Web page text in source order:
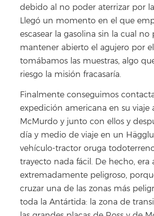
debido al no poder aterrizar por
Llegó un momento en el que
escasear la gasolina sin la cual
mantener abierto el agujero por
tomábamos las muestras, algo
riesgo la misión fracasaría.
Finalmente conseguimos
expedición americana en su viaje
McMurdo y junto con ellos y
día y medio de viaje en un
vehículo-tractor oruga
trayecto nada fácil. De hecho, era
extremadamente peligroso,
cruzar una de las zonas más
toda la Antártida: la zona de